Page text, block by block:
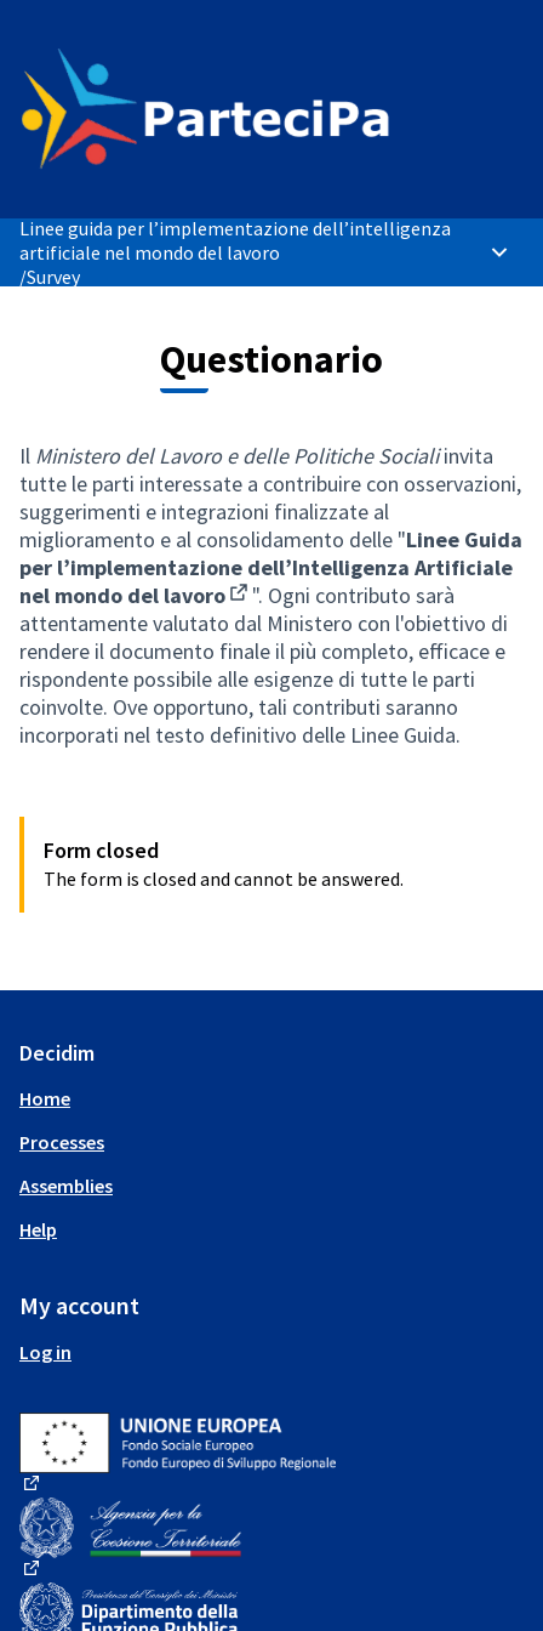
Linee guida per l’implementazione dell’intelligenza
artificiale nel mondo del lavoro
/Survey
Main
Questionario
Il Ministero del Lavoro e delle Politiche Socialiinvita
tutte le parti interessate a contribuire con osservazioni,
suggerimenti e integrazioni finalizzate al
miglioramento e al consolidamento delle "Linee Guida
per l’implementazione dell’Intelligenza Artificiale
nel mondo del lavoro
(Opens in new tab)
". Ogni contributo sarà
attentamente valutato dal Ministero con l'obiettivo di
rendere il documento finale il più completo, efficace e
rispondente possibile alle esigenze di tutte le parti
coinvolte. Ove opportuno, tali contributi saranno
incorporati nel testo definitivo delle Linee Guida.
Form closed
The form is closed and cannot be answered.
Decidim
Home
Processes
Assemblies
Help
My account
Log in
(External link)
(External link)